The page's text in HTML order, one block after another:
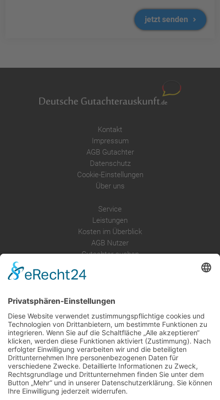
jetzt senden
Kontakt
Impressum
AGB Gutachter
Datenschutz
Cookie-Einstellungen
Über uns
Service
Leistungen
Kosten im Überblick
AGB Nutzer
Gutachter suchen
Anfrage
Presse
Partner: Der DGuSV
als Gutachter eintragen
Infos für Suchende